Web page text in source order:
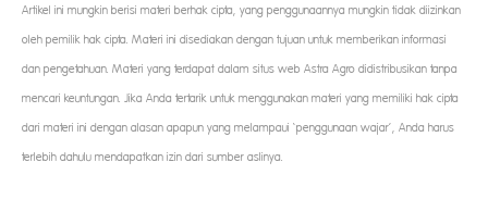
Artikel ini mungkin berisi materi berhak cipta, yang penggunaannya mungkin tidak diizinkan
oleh pemilik hak cipta. Materi ini disediakan dengan tujuan untuk memberikan informasi
dan pengetahuan. Materi yang terdapat dalam situs web Astra Agro didistribusikan tanpa
mencari keuntungan. Jika Anda tertarik untuk menggunakan materi yang memiliki hak cipta
dari materi ini dengan alasan apapun yang melampaui ‘penggunaan wajar’, Anda harus
terlebih dahulu mendapatkan izin dari sumber aslinya.